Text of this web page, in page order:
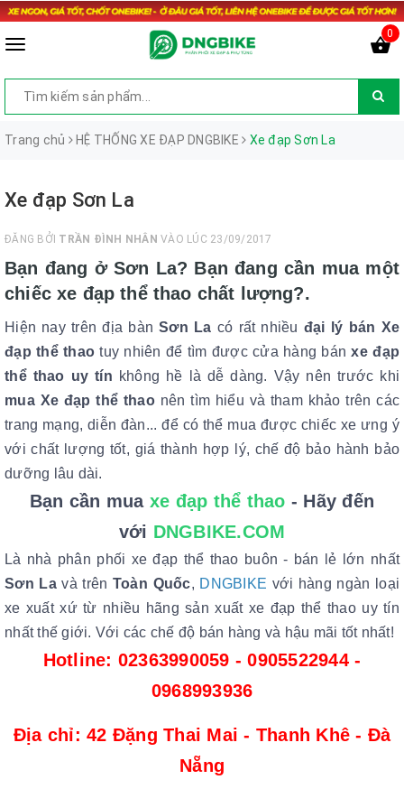
0
Trang chủ HỆ THỐNG XE ĐẠP DNGBIKE Xe đạp Sơn La
Xe đạp Sơn La
ĐĂNG BỞI TRẦN ĐÌNH NHÂN VÀO LÚC 23/09/2017
Bạn đang ở Sơn La? Bạn đang cần mua một
chiếc xe đạp thể thao chất lượng?.
Hiện nay trên địa bànSơn La có rất nhiều đại lý bán Xe
đạp thể thao tuy nhiên để tìm được cửa hàng bánxe đạp
thể thao uy tín không hề là dễ dàng. Vậy nên trước khi
mua Xe đạp thể thaonên tìm hiểu và tham khảo trên các
trang mạng, diễn đàn... để có thể mua được chiếc xe ưng ý
với chất lượng tốt, giá thành hợp lý, chế độ bảo hành bảo
dưỡng lâu dài.
Bạn cần mua xe đạp thể thao - Hãy đến
với DNGBIKE.COM
Là nhà phân phối xe đạp thể thao buôn - bán lẻ lớn nhất
Sơn Lavà trên Toàn Quốc, DNGBIKE với hàng ngàn loại
xe xuất xứ từ nhiều hãng sản xuất xe đạp thể thao uy tín
nhất thế giới. Với các chế độ bán hàng và hậu mãi tốt nhất!
Hotline: 02363990059 - 0905522944 -
0968993936
Địa chỉ: 42 Đặng Thai Mai - Thanh Khê - Đà
Nẵng